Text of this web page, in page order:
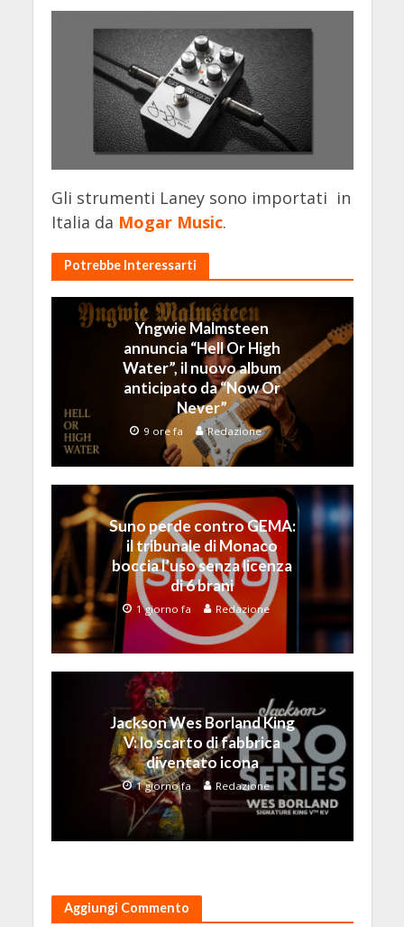
Gli strumenti Laney sono importati in
Italia da Mogar Music.
Potrebbe Interessarti
Yngwie Malmsteen
annuncia “Hell Or High
Water”, il nuovo album
anticipato da “Now Or
Never”
9 ore fa Redazione
Suno perde contro GEMA:
il tribunale di Monaco
boccia l’uso senza licenza
di 6 brani
1 giorno fa Redazione
Jackson Wes Borland King
V: lo scarto di fabbrica
diventato icona
1 giorno fa Redazione
Aggiungi Commento